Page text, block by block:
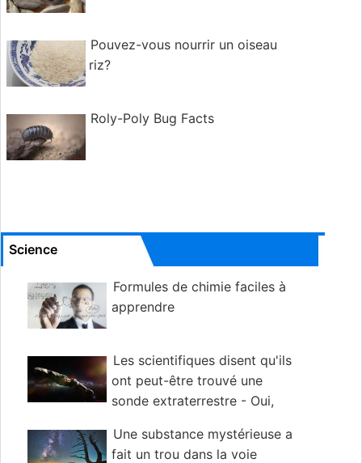
Pouvez-vous nourrir un oiseau
riz?
Roly-Poly Bug Facts
Science
Formules de chimie faciles à
apprendre
Les scientifiques disent qu'ils
ont peut-être trouvé une
sonde extraterrestre - Oui,
Une substance mystérieuse a
fait un trou dans la voie